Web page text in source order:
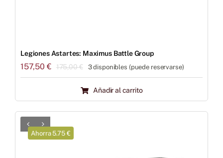
Legiones Astartes: Maximus Battle Group
175,00€El
original
era:
157,50€
El
actual
es:
3 disponibles (puede reservarse)
Añadir al carrito
Ahorra 5.75 €